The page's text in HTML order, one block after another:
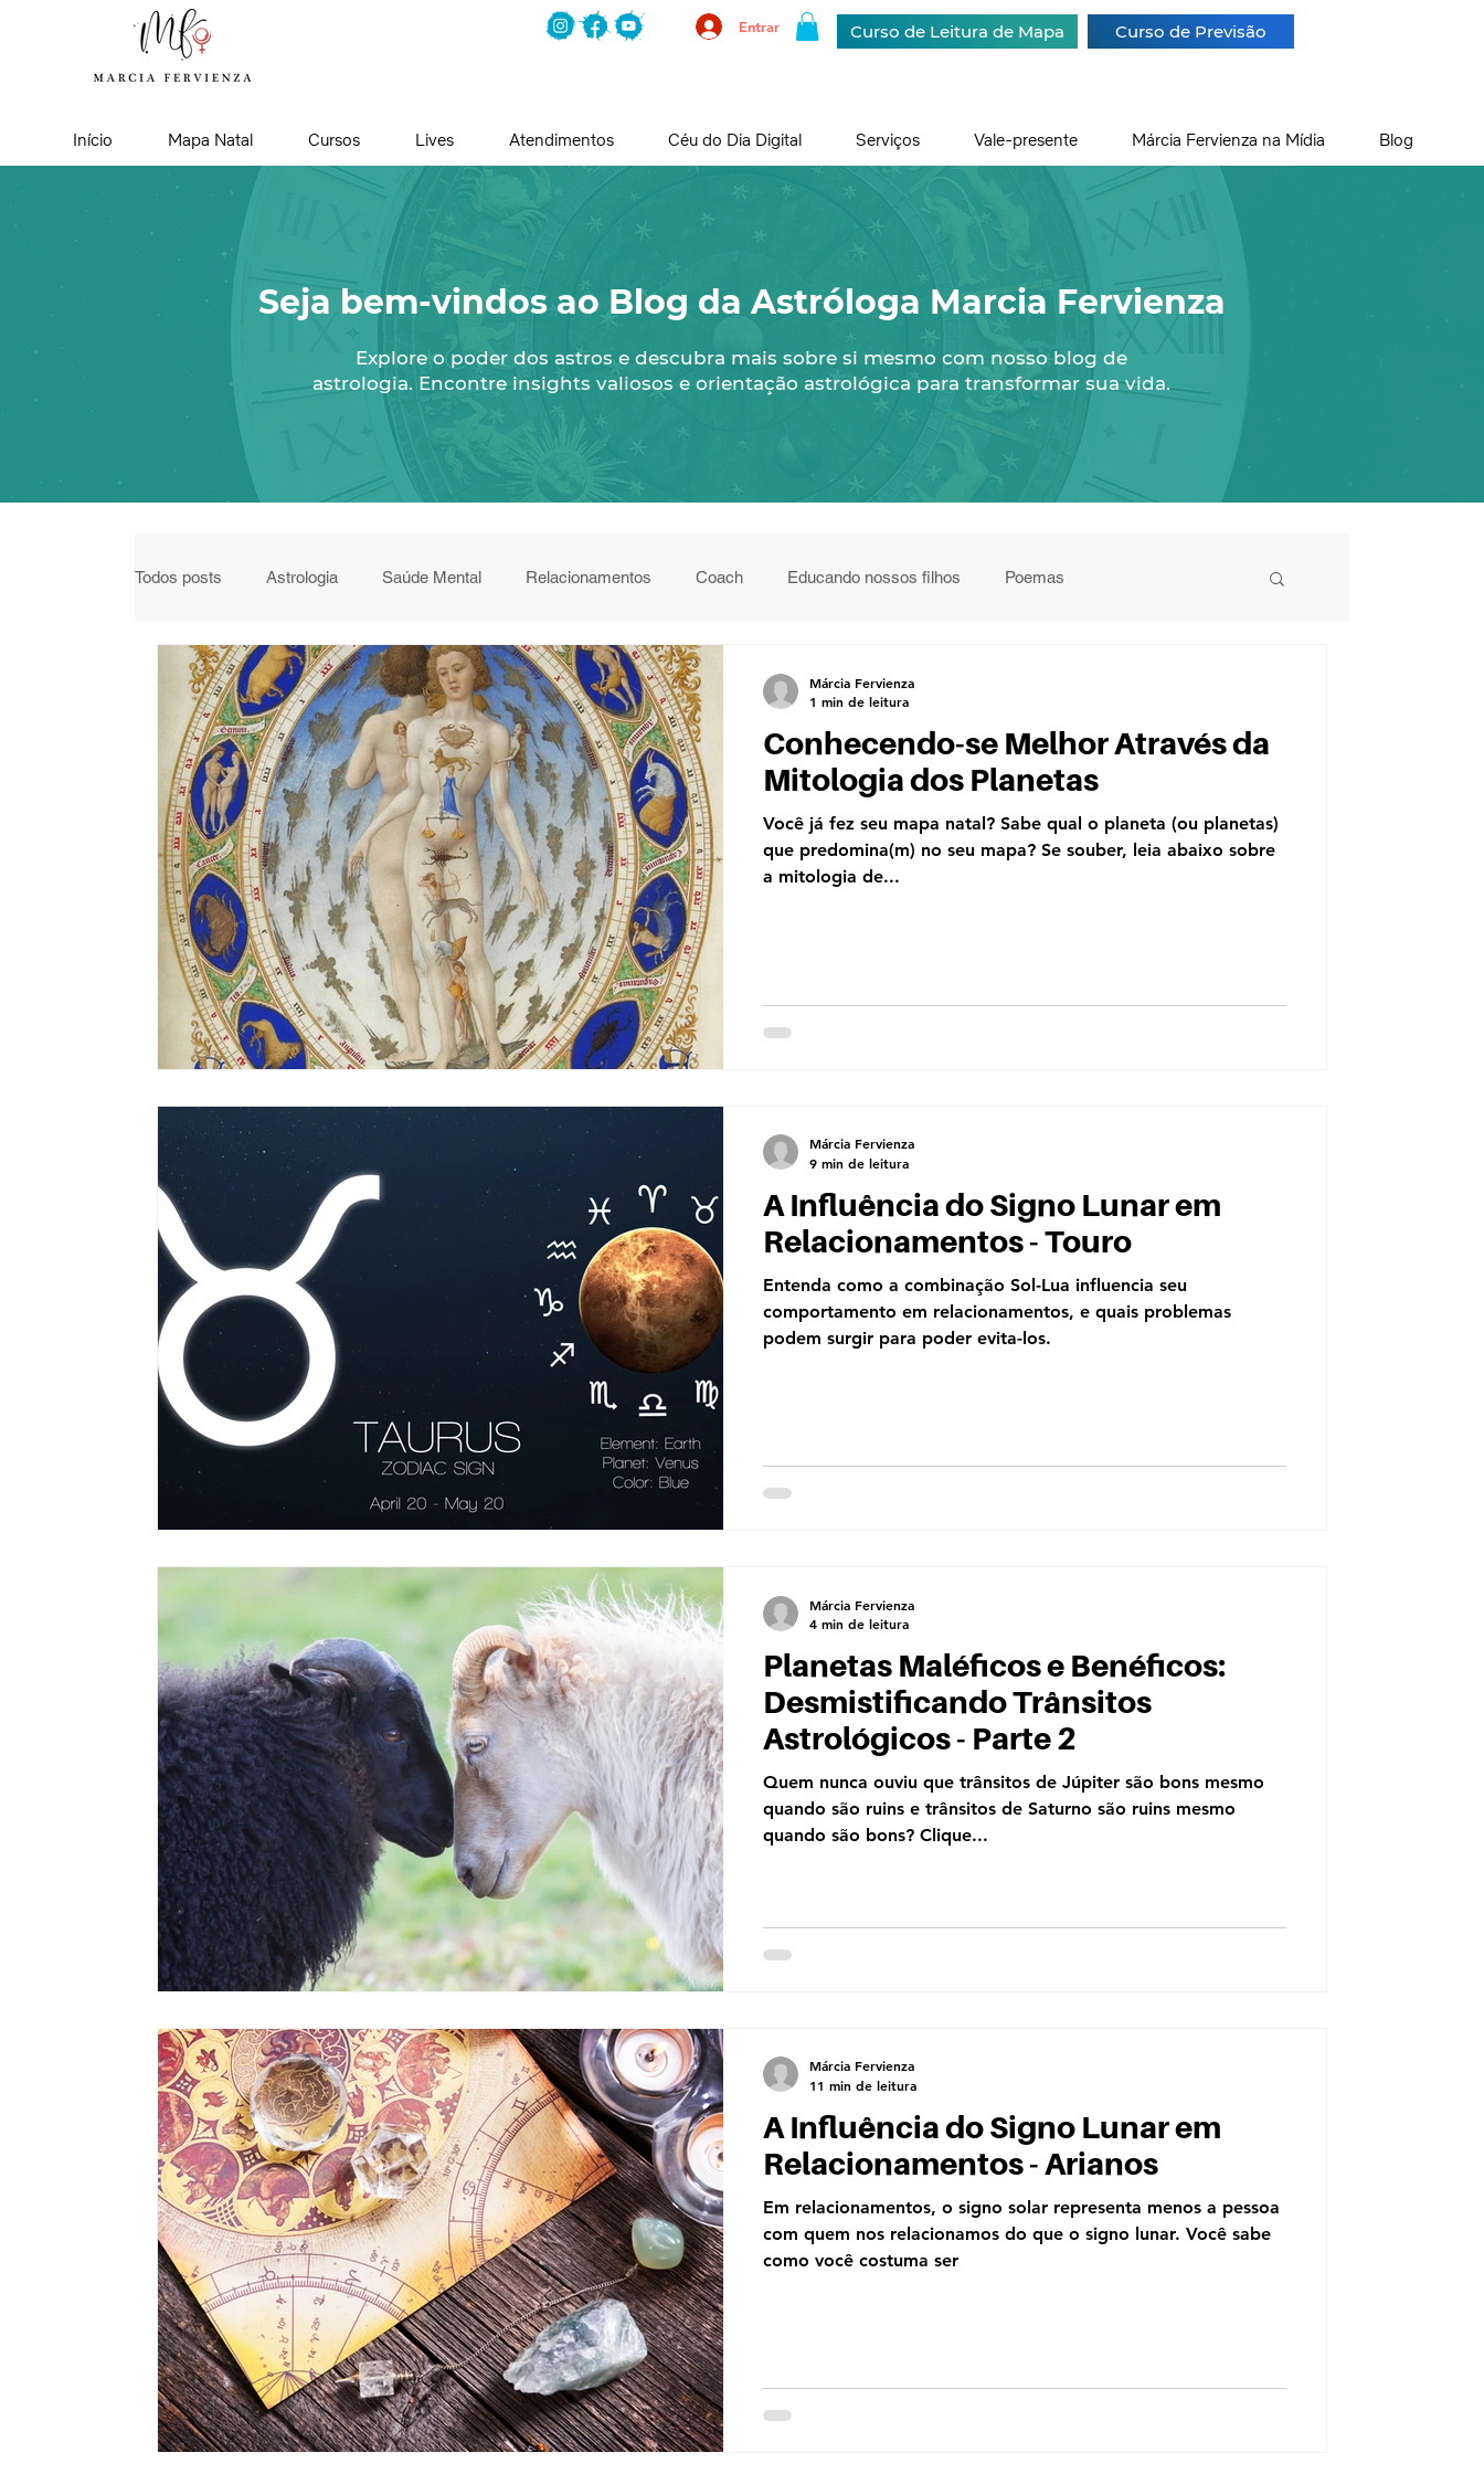
Entrar Curso de Leitura de Mapa Curso de Previsão
Início Mapa Natal Cursos Lives Atendimentos Céu do Dia Digital Serviços Vale-presente Márcia Fervienza na Mídia Blog
Seja bem-vindos ao Blog da Astróloga Marcia Fervienza
Explore o poder dos astros e descubra mais sobre si mesmo com nosso blog de
astrologia. Encontre insights valiosos e orientação astrológica para transformar sua vida.
Todos posts Astrologia Saúde Mental Relacionamentos Coach Educando nossos filhos Poemas
Conhecendo-se Melhor Através da
Mitologia dos Planetas
Você já fez seu mapa natal? Sabe qual o planeta (ou planetas)
que predomina(m) no seu mapa? Se souber, leia abaixo sobre
a mitologia de...
Márcia Fervienza
1 min de leitura
A Influência do Signo Lunar em
Relacionamentos - Touro
Entenda como a combinação Sol-Lua influencia seu
comportamento em relacionamentos, e quais problemas
podem surgir para poder evita-los.
Márcia Fervienza
9 min de leitura
Planetas Maléficos e Benéficos:
Desmistificando Trânsitos
Astrológicos - Parte 2
Quem nunca ouviu que trânsitos de Júpiter são bons mesmo
quando são ruins e trânsitos de Saturno são ruins mesmo
quando são bons? Clique...
Márcia Fervienza
4 min de leitura
A Influência do Signo Lunar em
Relacionamentos - Arianos
Em relacionamentos, o signo solar representa menos a pessoa
com quem nos relacionamos do que o signo lunar. Você sabe
como você costuma ser
Márcia Fervienza
11 min de leitura